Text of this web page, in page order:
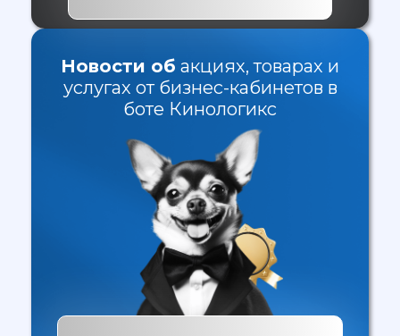
Новости об акциях, товарах и
услугах от бизнес-кабинетов в
боте Кинологикс